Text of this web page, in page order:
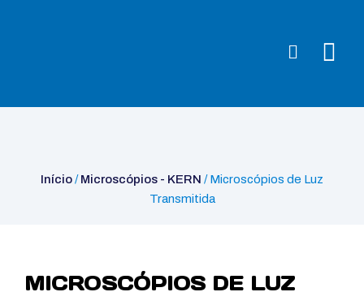
Início/Microscópios - KERN / Microscópios de Luz
Transmitida
MICROSCÓPIOS DE LUZ